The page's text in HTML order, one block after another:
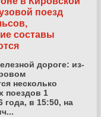
поезд
составы
дороге: из-
несколько
поездов 1
года, в 15:50, на